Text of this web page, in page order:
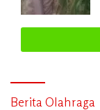
Berita Olahraga